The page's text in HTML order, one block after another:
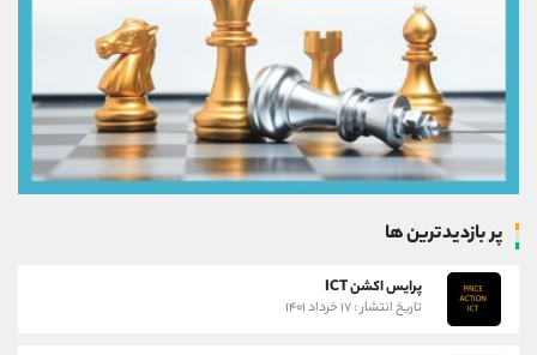
پر بازدیدترین ها
پرایس اکشن ICT
تاریخ انتشار : ۱۷ خرداد ۱۴۰۱